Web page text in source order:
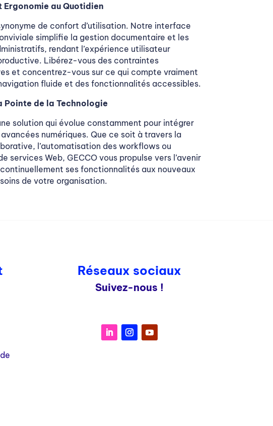
au Quotidien
de confort d’utilisation. Notre interface
simplifie la gestion documentaire et les
rendant l’expérience utilisateur
Libérez-vous des contraintes
et concentrez-vous sur ce qui compte vraiment
fluide et des fonctionnalités accessibles.
Pointe de la Technologie
solution qui évolue constamment pour intégrer
numériques. Que ce soit à travers la
l’automatisation des workflows ou
services Web, GECCO vous propulse vers l’avenir
ses fonctionnalités aux nouveaux
de votre organisation.
Réseaux sociaux
Suivez-nous !